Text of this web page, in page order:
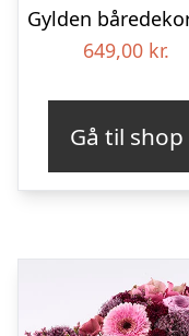
649,00 kr.
Gå til shop